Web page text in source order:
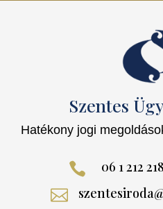
Szentes
Hatékony jogi
 06 1 212
